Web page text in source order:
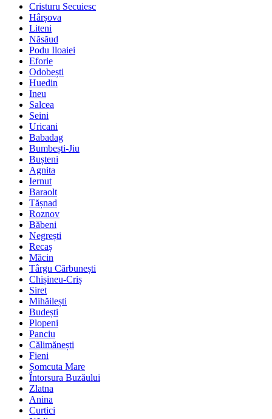
Cristuru Secuiesc
Hârșova
Liteni
Năsăud
Podu Iloaiei
Eforie
Odobești
Huedin
Ineu
Salcea
Seini
Uricani
Babadag
Bumbești-Jiu
Bușteni
Agnita
Iernut
Baraolt
Tășnad
Roznov
Băbeni
Negrești
Recaș
Măcin
Târgu Cărbunești
Chișineu-Criș
Siret
Mihăilești
Budești
Plopeni
Panciu
Călimănești
Fieni
Șomcuta Mare
Întorsura Buzăului
Zlatna
Anina
Curtici